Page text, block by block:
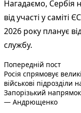
Нагадаємо, Сербія
від участі у саміті
2026 року планує
службу.
Навігація
записів
Попередній пост
Росія спрямовує великі
військові підрозділи
Запорізький напрямок
— Андрющенко